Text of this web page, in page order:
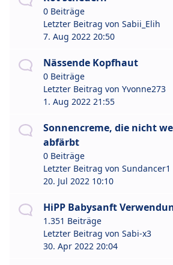
0 Beiträge
Letzter Beitrag von Sabii_Elih
7. Aug 2022 20:50
Nässende Kopfhaut
0 Beiträge
Letzter Beitrag von Yvonne273
1. Aug 2022 21:55
Sonnencreme, die nicht
abfärbt
0 Beiträge
Letzter Beitrag von Sundancer1
20. Jul 2022 10:10
HiPP Babysanft
1.351 Beiträge
Letzter Beitrag von Sabi-x3
30. Apr 2022 20:04